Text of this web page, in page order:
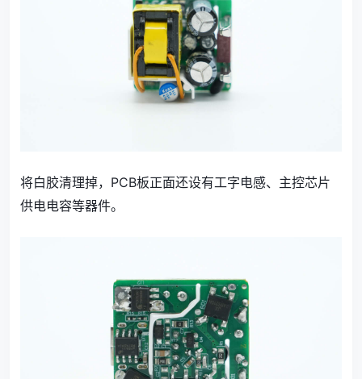
将白胶清理掉，PCB板正面还设有工字电感、主控芯片
供电电容等器件。